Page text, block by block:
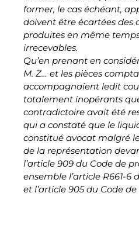
former, le cas échéant,
doivent être écartées des
produites en même
irrecevables.
Qu’en prenant en
M. Z… et les pièces
accompagnaient ledit
totalement inopérants
contradictoire avait été
qui a constaté que le
constitué avocat malgré
de la représentation
l’article 909 du Code de
ensemble l’article R661-6
et l’article 905 du Code